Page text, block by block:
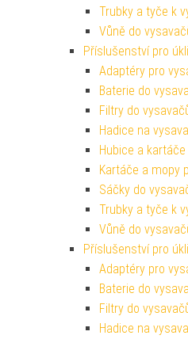
Trubky a tyče k
Vůně do
Příslušenství pro
Adaptéry pro
Baterie do
Filtry do
Hadice na
Hubice a
Kartáče a mopy
Sáčky do
Trubky a tyče k
Vůně do
Příslušenství pro
Adaptéry pro
Baterie do
Filtry do
Hadice na